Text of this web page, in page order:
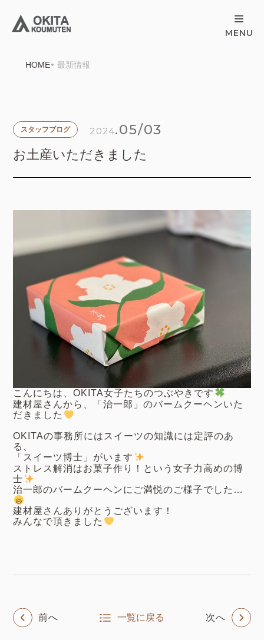
HOME 最新情報
スタッフブログ 2024.05/03
お土産いただきました
こんにちは、OKITA女子たちのつぶやきです
建材屋さんから、「治一郎」のバームクーヘンいた
だきました
OKITAの事務所にはスイーツの知識には定評のあ
る、
「スイーツ博士」がいます
ストレス解消はお菓子作り！という女子力高めの博
士
治一郎のバームクーヘンにご満悦のご様子でした…
建材屋さんありがとうございます！
みんなで頂きました
前へ 一覧に戻る 次へ